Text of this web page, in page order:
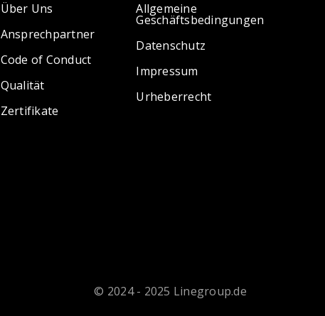
Über Uns
Ansprechpartner
Code of Conduct
Qualität
Zertifikate
Allgemeine
Geschäftsbedingungen
Datenschutz
Impressum
Urheberrecht
© 2024 - 2025 Linegroup.de